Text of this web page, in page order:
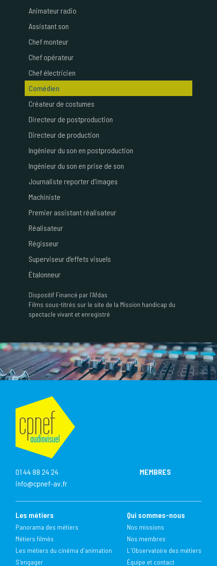
Animateur radio
Assistant son
Chef monteur
Chef opérateur
Chef électricien
Comédien
Créateur de costumes
Directeur de postproduction
Directeur de production
Ingénieur du son en postproduction
Ingénieur du son en prise de son
Journaliste reporter d'images
Machiniste
Premier assistant réalisateur
Réalisateur
Régisseur
Superviseur d'effets visuels
Étalonneur
Dispositif Financé par l'Afdas
Films sous-titrés sur le site de la Mission handicap du
spectacle vivant et enregistré
01 44 88 24 24
info@cpnef-av.fr
MEMBRES
Les métiers
Panorama des métiers
Métiers filmés
Les métiers du cinéma d'animation
S'engager
Qui sommes-nous
Nos missions
Nos membres
L'Observatoire des métiers
Équipe et contact